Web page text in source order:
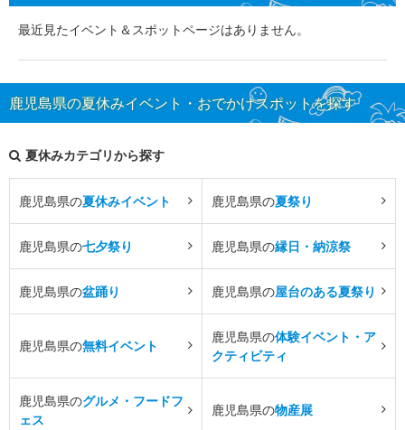
最近見たイベント＆スポットページはありません。
鹿児島県の夏休みイベント・おでかけスポットを探す
夏休みカテゴリから探す
鹿児島県の夏休みイベント 鹿児島県の夏祭り
鹿児島県の七夕祭り 鹿児島県の縁日・納涼祭
鹿児島県の盆踊り 鹿児島県の屋台のある夏祭り
鹿児島県の無料イベント
鹿児島県の体験イベント・ア
クティビティ
鹿児島県のグルメ・フードフ
ェス
鹿児島県の物産展